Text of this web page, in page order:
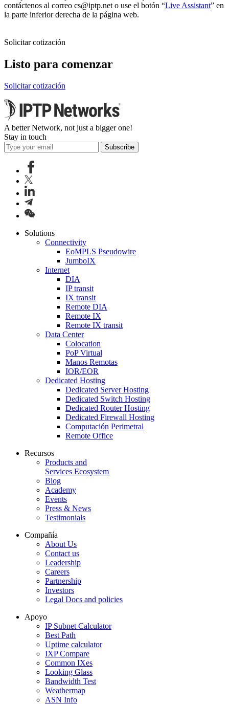
contáctenos al correo cs iptp.net o use el botón “Live Assistant” en
la parte inferior derecha de la página web.
Solicitar cotización
Listo para comenzar
Solicitar cotización
A better Network, not just a bigger one!
Stay in touch
Subscribe
Solutions
Connectivity
EoMPLS Pseudowire
JumboIX
Internet
DIA
IP transit
IX transit
Remote DIA
Remote IX
Remote IX transit
Data Center
Colocation
PoP Virtual
Manos Remotas
IOR/EOR
Dedicated Hosting
Dedicated Server Hosting
Dedicated Switch Hosting
Dedicated Router Hosting
Dedicated Firewall Hosting
Computación Perimetral
Remote Office
Recursos
Products and
Services Ecosystem
Blog
Academy
Events
Press & News
Testimonials
Compañía
About Us
Contact us
Leadership
Careers
Partnership
Investors
Legal Docs and policies
Apoyo
IP Subnet Calculator
Best Path
Uptime calculator
IXP Compare
Common IXes
Looking Glass
Bandwidth Test
Weathermap
ASN Info